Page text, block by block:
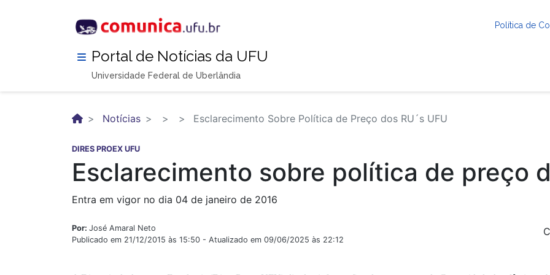
Política de
Portal de Notícias da UFU
Universidade Federal de Uberlândia
Notícias Esclarecimento Sobre Política de Preço dos RU´s UFU
DIRES PROEX UFU
Esclarecimento sobre política de preço
Entra em vigor no dia 04 de janeiro de 2016
Por: José Amaral Neto
Publicado em 21/12/2015 às 15:50 - Atualizado em 09/06/2025 às 22:12